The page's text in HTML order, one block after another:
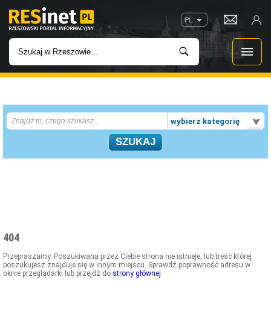
PL
INWESTYCJE
IMPREZY
GASTRONOMIA
wybierz kategorię
404
Przepraszamy. Poszukiwana przez Ciebie strona nie istnieje, lub treść której
poszukujesz znajduje się w innym miejscu. Sprawdź poprawność adresu w
oknie przeglądarki lub przejdź do strony głównej.